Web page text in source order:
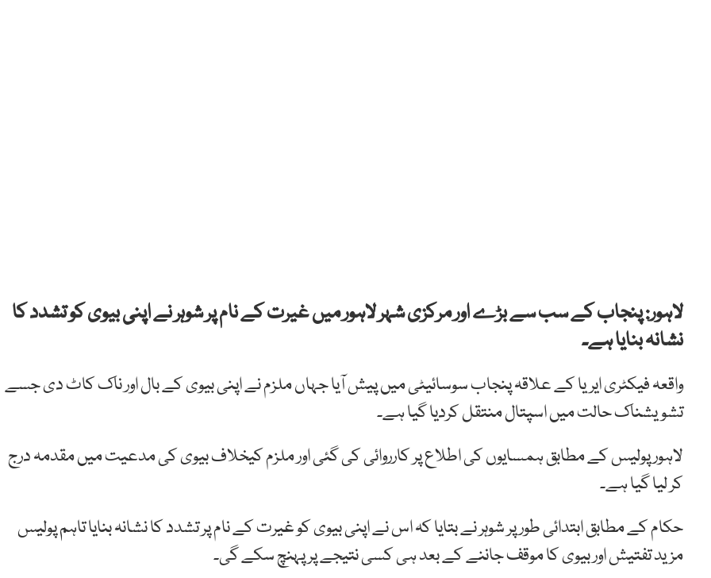
لاہور: پنجاب کے سب سے بڑے اور مرکزی شہر لاہور میں غیرت کے نام پر شوہر نے اپنی بیوی کو تشدد کا
نشانہ بنایا ہے۔
واقعہ فیکٹری ایریا کے علاقہ پنجاب سوسائیٹی میں پیش آیا جہاں ملزم نے اپنی بیوی کے بال اور ناک کاٹ دی جسے
تشویشناک حالت میں اسپتال منتقل کردیا گیا ہے۔
لاہور پولیس کے مطابق ہمسایوں کی اطلاع پر کارروائی کی گئی اور ملزم کیخلاف بیوی کی مدعیت میں مقدمہ درج
کر لیا گیا ہے۔
حکام کے مطابق ابتدائی طور پر شوہر نے بتایا کہ اس نے اپنی بیوی کو غیرت کے نام پر تشدد کا نشانہ بنایا تاہم پولیس
مزید تفتیش اور بیوی کا موقف جاننے کے بعد ہی کسی نتیجے پر پہنچ سکے گی۔